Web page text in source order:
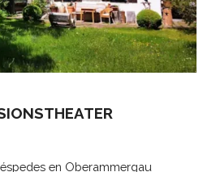
en Oberammergau